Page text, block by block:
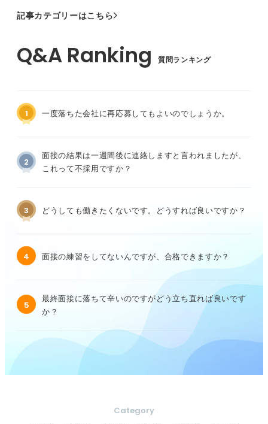
記事カテゴリーはこちら
質問ランキング
1 一度落ちた会社に再応募してもよいのでしょうか。
2
面接の結果は一週間後に連絡しますと言われましたが、
これって不採用ですか？
3 どうしても働きたくないです。どうすれば良いですか？
4 面接の練習をしてないんですが、合格できますか？
5
最終面接に落ちて辛いのですがどう立ち直れば良いです
か？
Category